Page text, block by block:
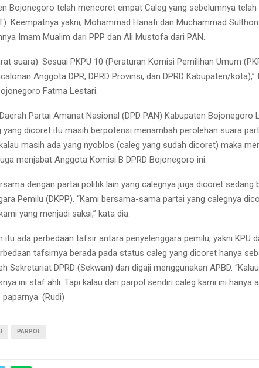
Bojonegoro telah mencoret empat Caleg yang sebelumnya
Keempatnya yakni, Mohammad Hanafi dan Muchammad Sulthon
Imam Mualim dari PPP dan Ali Mustofa dari PAN.
suara). Sesuai PKPU 10 (Peraturan Komisi Pemilihan Umum
Anggota DPR, DPRD Provinsi, dan DPRD Kabupaten/kota),”
Fatma Lestari.
Partai Amanat Nasional (DPD PAN) Kabupaten Bojonegoro
yang dicoret itu masih berpotensi menambah perolehan suara
masih ada yang nyoblos (caleg yang sudah dicoret) maka
menjabat Anggota Komisi B DPRD Bojonegoro ini.
dengan partai politik lain yang calegnya juga dicoret sedang
Pemilu (DKPP). “Kami bersama-sama partai yang calegnya
yang menjadi saksi,” kata dia.
ada perbedaan tafsir antara penyelenggara pemilu, yakni KPU
tafsirnya berada pada status caleg yang dicoret hanya
Sekretariat DPRD (Sekwan) dan digaji menggunakan APBD.
ini staf ahli. Tapi kalau dari parpol sendiri caleg kami ini hanya
(Rudi)
PARPOL